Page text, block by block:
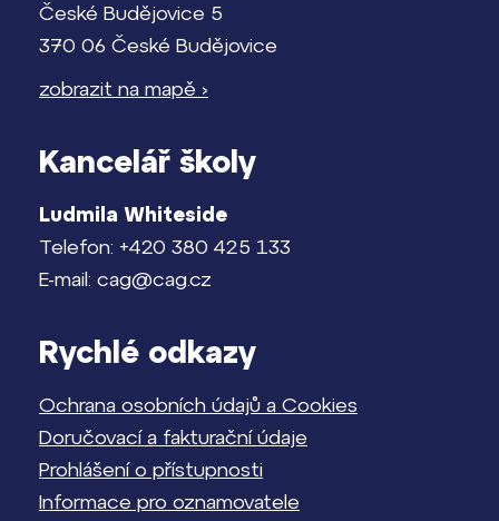
České Budějovice 5
370 06 České Budějovice
zobrazit na mapě ›
Kancelář školy
Ludmila Whiteside
Telefon: +420 380 425 133
E-mail: cag@cag.cz
Rychlé odkazy
Ochrana osobních údajů a Cookies
Doručovací a fakturační údaje
Prohlášení o přístupnosti
Informace pro oznamovatele